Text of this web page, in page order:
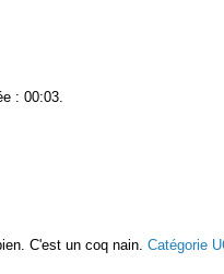
: 00:03.
C'est un coq nain. Catégorie